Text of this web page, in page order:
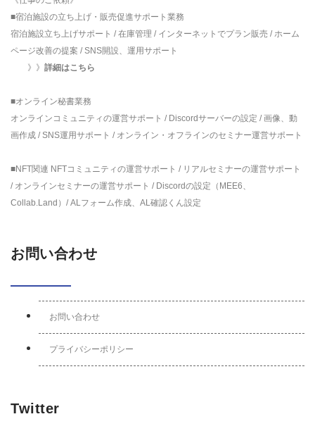
■宿泊施設の立ち上げ・販売促進サポート業務
宿泊施設立ち上げサポート / 在庫管理 / インターネットでプラン販売 / ホーム
ページ改善の提案 / SNS開設、運用サポート
》》 詳細はこちら
■オンライン秘書業務
オンラインコミュニティの運営サポート / Discordサーバーの設定 / 画像、動
画作成 / SNS運用サポート / オンライン・オフラインのセミナー運営サポート
■NFT関連 NFTコミュニティの運営サポート / リアルセミナーの運営サポート
/ オンラインセミナーの運営サポート / Discordの設定（MEE6、
Collab.Land）/ ALフォーム作成、AL確認くん設定
お問い合わせ
お問い合わせ
プライバシーポリシー
Twitter